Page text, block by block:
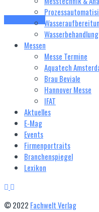
Zum E-Mag
Wasserbehandlung
Messen
Messe Termine
Aquatech
Brau Beviale
Hannover Messe
IFAT
Aktuelles
E‑Mag
Events
Firmenportraits
Branchenspiegel
Lexikon
© 2022 Fachwelt Verlag